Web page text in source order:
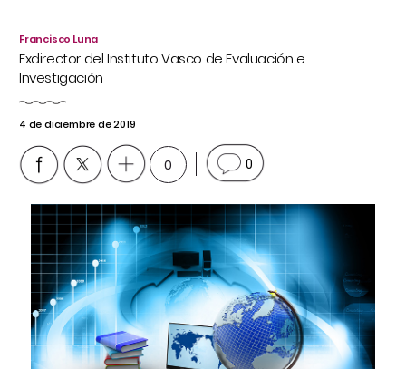
Francisco Luna
Exdirector del Instituto Vasco de Evaluación e
Investigación
4 de diciembre de 2019
0 0